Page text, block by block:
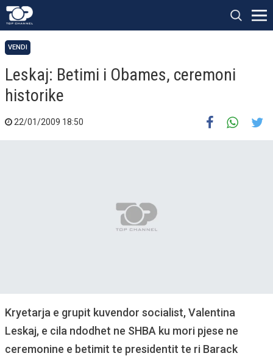
VENDI
Leskaj: Betimi i Obames, ceremoni
historike
22/01/2009 18:50
Kryetarja e grupit kuvendor socialist, Valentina
Leskaj, e cila ndodhet ne SHBA ku mori pjese ne
ceremonine e betimit te presidentit te ri Barack